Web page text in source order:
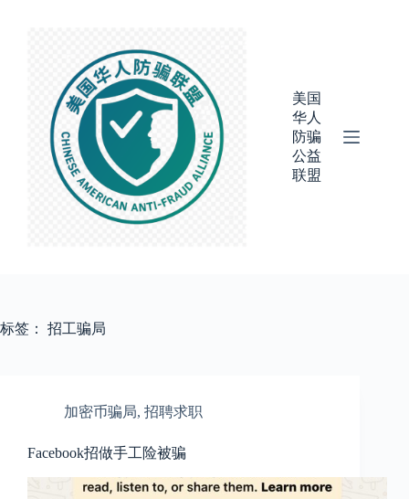
美国
华人
防骗
公益
联盟
标签： 招工骗局
加密币骗局, 招聘求职
Facebook招做手工险被骗